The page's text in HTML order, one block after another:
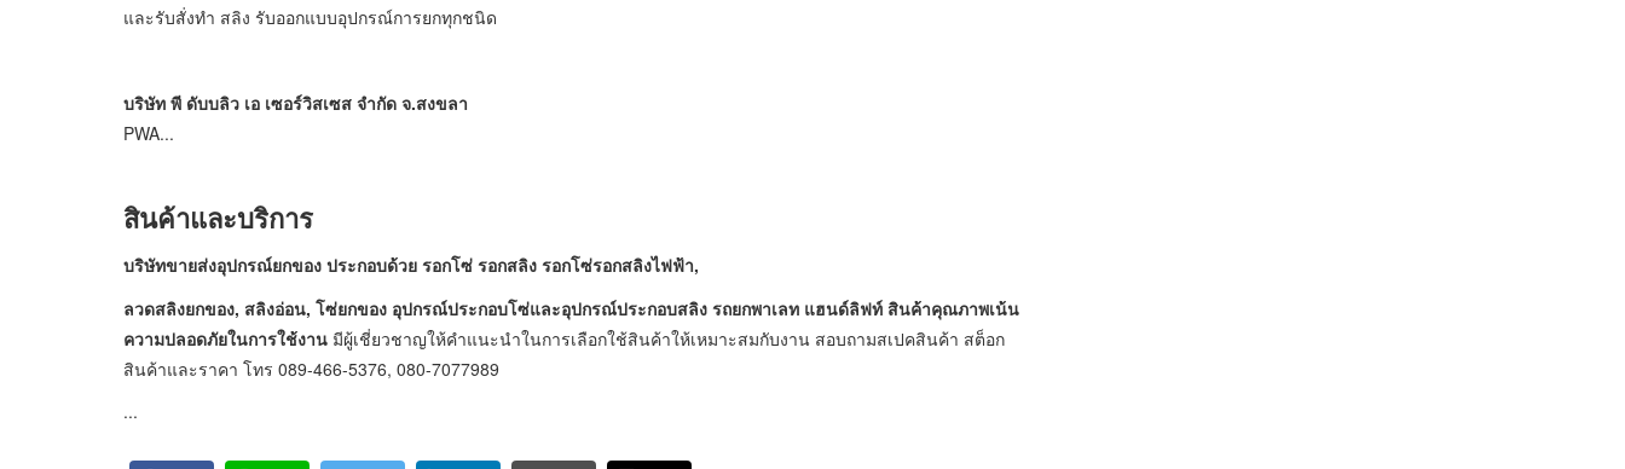
และรับสั่งทำ สลิง รับออกแบบอุปกรณ์การยกทุกชนิด
บริษัท พี ดับบลิว เอ เซอร์วิสเซส จำกัด จ.สงขลา
PWA...
สินค้าและบริการ
บริษัทขายส่งอุปกรณ์ยกของ ประกอบด้วย รอกโซ่ รอกสลิง รอกโซ่รอกสลิงไฟฟ้า,
ลวดสลิงยกของ, สลิงอ่อน, โซ่ยกของ อุปกรณ์ประกอบโซ่และอุปกรณ์ประกอบสลิง รถยกพาเลท แฮนด์ลิฟท์ สินค้าคุณภาพเน้น
ความปลอดภัยในการใช้งาน มีผู้เชี่ยวชาญให้คำแนะนำในการเลือกใช้สินค้าให้เหมาะสมกับงาน สอบถามสเปคสินค้า สต็อก
สินค้าและราคา โทร 089-466-5376, 080-7077989
...